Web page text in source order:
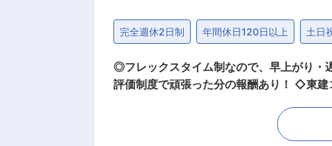
完全週休2日制 年間休日120日以上 土日
◎フレックスタイム制なので、早上がり・
評価制度で頑張った分の報酬あり！ ◇東建コーポレーションの施工管理のやりがいは？◇ 少子高齢化や資産活用の観点から土地活用のニーズ
だけるのは、物件を入居者様からご評価